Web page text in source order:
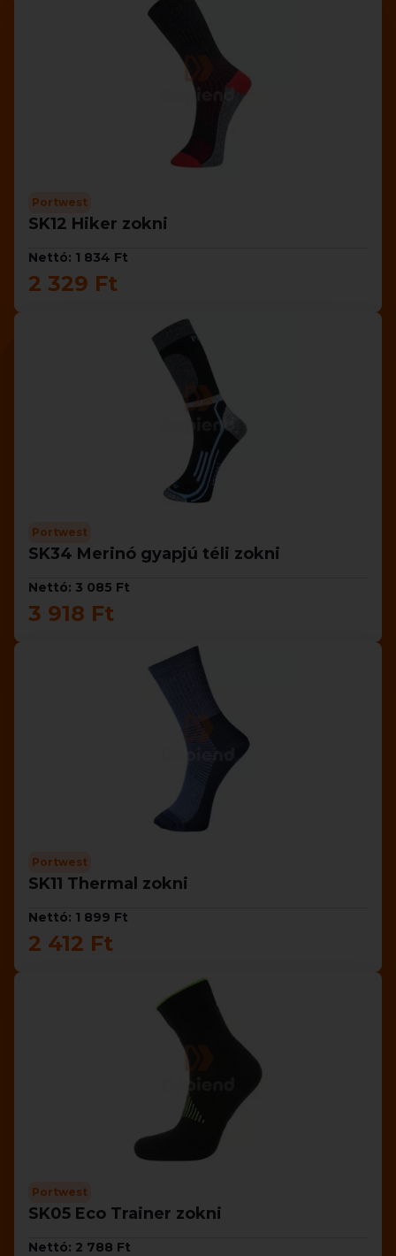
Portwest
SK12 Hiker zokni
Nettó: 1 834 Ft
2 329 Ft
Portwest
SK34 Merinó gyapjú téli zokni
Nettó: 3 085 Ft
3 918 Ft
Portwest
SK11 Thermal zokni
Nettó: 1 899 Ft
2 412 Ft
Portwest
SK05 Eco Trainer zokni
Nettó: 2 788 Ft